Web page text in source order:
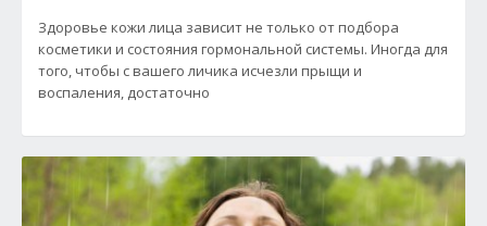
Здоровье кожи лица зависит не только от подбора
косметики и состояния гормональной системы. Иногда для
того, чтобы с вашего личика исчезли прыщи и
воспаления, достаточно